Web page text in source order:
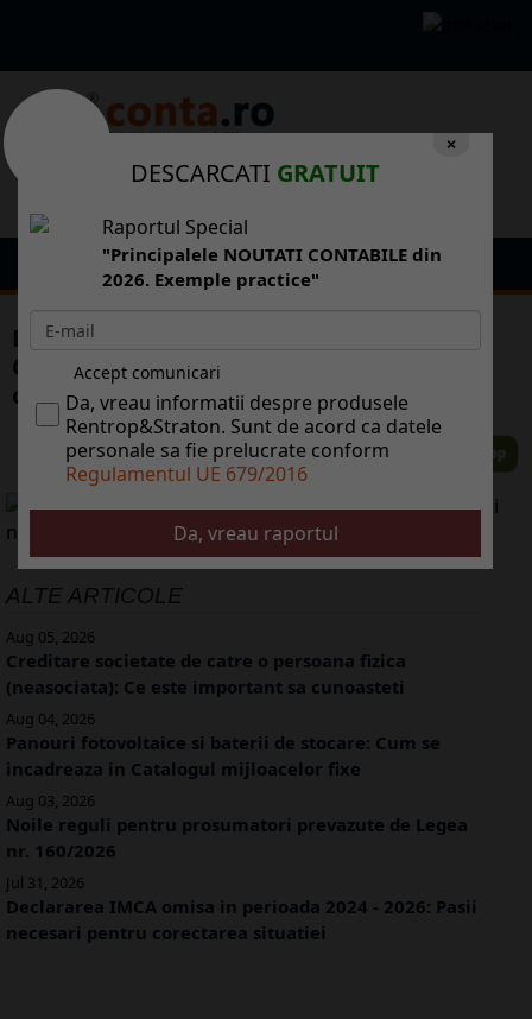
De ce nu are Romnia autostrzi: pentru c
CNADNR arunc banii pe osele fr miz n
creierii munilor
ALTE ARTICOLE
Aug 05, 2026
Creditare societate de catre o persoana fizica
(neasociata): Ce este important sa cunoasteti
Aug 04, 2026
Panouri fotovoltaice si baterii de stocare: Cum se
incadreaza in Catalogul mijloacelor fixe
Aug 03, 2026
Noile reguli pentru prosumatori prevazute de Legea
nr. 160/2026
Jul 31, 2026
Declararea IMCA omisa in perioada 2024 - 2026: Pasii
necesari pentru corectarea situatiei
×
DESCARCATI GRATUIT
Raportul Special
"Principalele NOUTATI CONTABILE din
2026. Exemple practice"
Accept comunicari
Da, vreau informatii despre produsele
Rentrop&Straton. Sunt de acord ca datele
personale sa fie prelucrate conform
Regulamentul UE 679/2016